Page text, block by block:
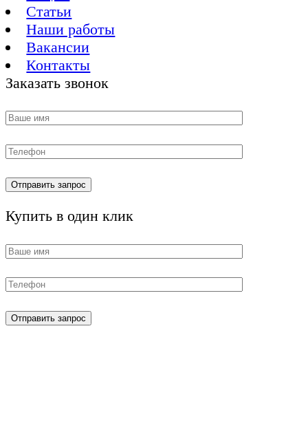
Статьи
Наши работы
Вакансии
Контакты
Заказать звонок
Купить в один клик